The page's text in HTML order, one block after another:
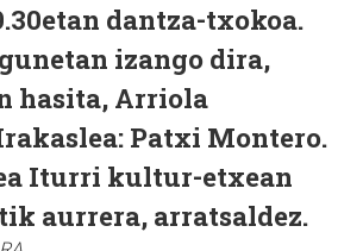
dantza-txokoa.
izango dira,
hasita, Arriola
Patxi Montero.
Iturri kultur-etxean
aurrera, arratsaldez.